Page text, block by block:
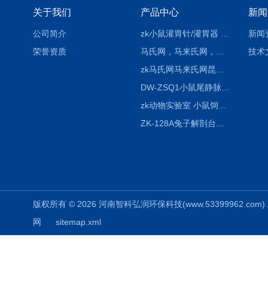
关于我们
公司简介
荣誉资质
产品中心 新
新闻
技术
版权所有 © 2026 河南智科弘润环保科技
网
sitemap.xml